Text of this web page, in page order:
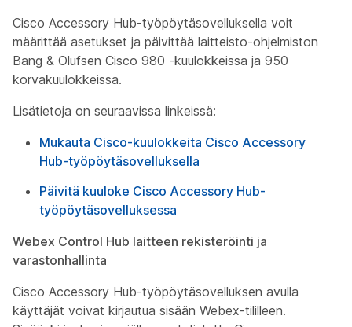
Cisco Accessory Hub-työpöytäsovelluksella voit
määrittää asetukset ja päivittää laitteisto-ohjelmiston
Bang & Olufsen Cisco 980 -kuulokkeissa ja 950
korvakuulokkeissa.
Lisätietoja on seuraavissa linkeissä:
Mukauta Cisco-kuulokkeita Cisco Accessory
Hub-työpöytäsovelluksella
Päivitä kuuloke Cisco Accessory Hub-
työpöytäsovelluksessa
Webex Control Hub laitteen rekisteröinti ja
varastonhallinta
Cisco Accessory Hub-työpöytäsovelluksen avulla
käyttäjät voivat kirjautua sisään Webex-tililleen.